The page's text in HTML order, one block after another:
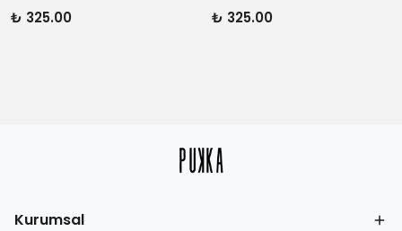
₺ 325.00 ₺ 325.00
Kurumsal